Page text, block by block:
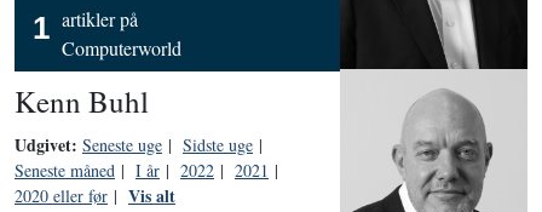
1 artikler på
Computerworld
Kenn Buhl
Udgivet: Seneste uge | Sidste uge |
Seneste måned | I år | 2022 | 2021 |
2020 eller før | Vis alt